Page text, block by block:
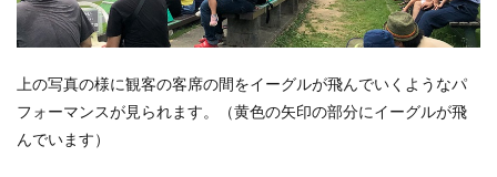
上の写真の様に観客の客席の間をイーグルが飛んでいくようなパ
フォーマンスが見られます。（黄色の矢印の部分にイーグルが飛
んでいます）